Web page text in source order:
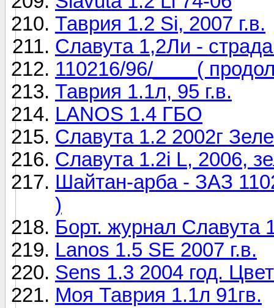
Таврия 1.2 Si, 2007 г.в.
Славута 1,2Ли -
110216/96/____(
Таврия 1.1л, 95 г.в.
LANOS 1.4 ГБО
Славута 1.2 2002г
Славута 1.2i L, 2006,
Шайтан-арба - ЗАЗ
)
Борт. журнал Славута
Lanos 1.5 SE 2007 г.в.
Sens 1.3 2004 год.
Моя Таврия 1.1л 91гв.